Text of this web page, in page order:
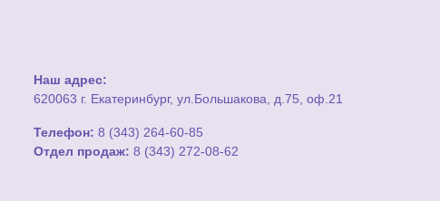
Наш адрес:
620063 г. Екатеринбург, ул.Большакова, д.75, оф.21
Телефон: 8 (343) 264-60-85
Отдел продаж: 8 (343) 272-08-62